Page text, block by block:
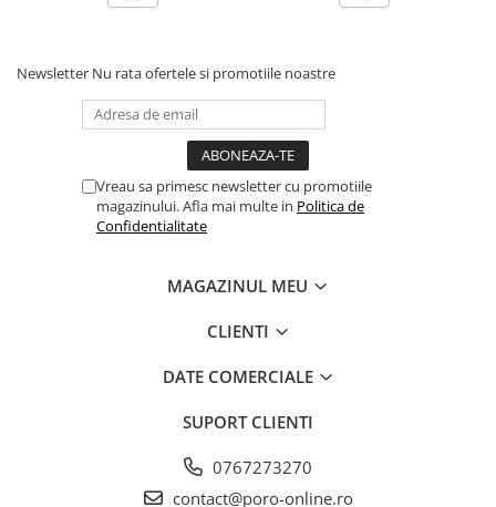
Newsletter Nu rata ofertele si promotiile noastre
Vreau sa primesc newsletter cu promotiile
magazinului. Afla mai multe in Politica de
Confidentialitate
MAGAZINUL MEU
CLIENTI
DATE COMERCIALE
SUPORT CLIENTI
0767273270
contact@poro-online.ro